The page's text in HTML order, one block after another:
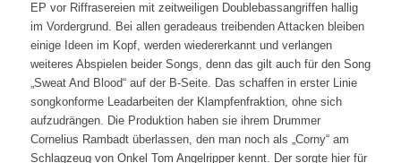
EP vor Riffrasereien mit zeitweiligen Doublebassangriffen hallig
im Vordergrund. Bei allen geradeaus treibenden Attacken bleiben
einige Ideen im Kopf, werden wiedererkannt und verlangen
weiteres Abspielen beider Songs, denn das gilt auch für den Song
„Sweat And Blood“ auf der B-Seite. Das schaffen in erster Linie
songkonforme Leadarbeiten der Klampfenfraktion, ohne sich
aufzudrängen. Die Produktion haben sie ihrem Drummer
Cornelius Rambadt überlassen, den man noch als „Corny“ am
Schlagzeug von Onkel Tom Angelripper kennt. Der sorgte hier für